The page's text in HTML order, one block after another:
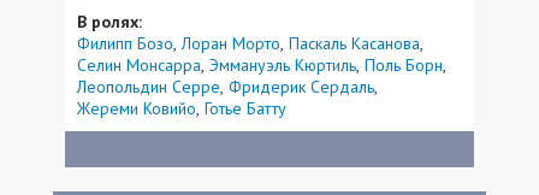
В ролях:
Филипп Бозо Лоран Морто Паскаль Касанова
Селин Монсарра Эммануэль Кюртиль Поль Борн
Леопольдин Серре Фридерик Сердаль
Жереми Ковийо Готье Батту